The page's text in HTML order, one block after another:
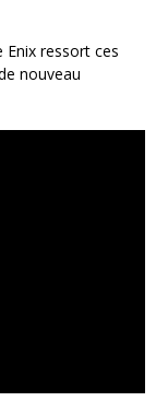
Enix ressort ces
nouveau